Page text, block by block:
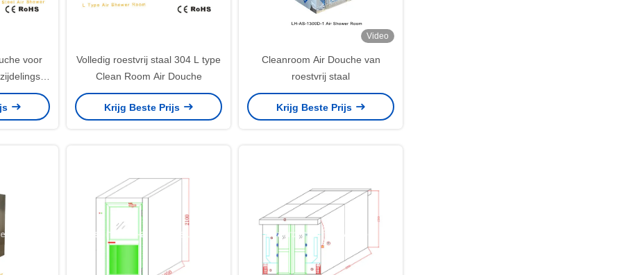
voor
Volledig roestvrij staal 304 L type
Clean Room Air Douche
Krijg Beste Prijs
Video
Cleanroom Air Douche van
roestvrij staal
Krijg Beste Prijs